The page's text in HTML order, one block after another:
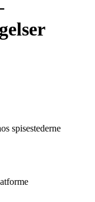
spisestederne